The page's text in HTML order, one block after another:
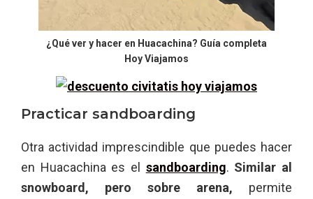
¿Qué ver y hacer en Huacachina? Guía completa
Hoy Viajamos
Practicar sandboarding
Otra actividad imprescindible que puedes hacer
en Huacachina es el sandboarding. Similar al
snowboard, pero sobre arena, permite